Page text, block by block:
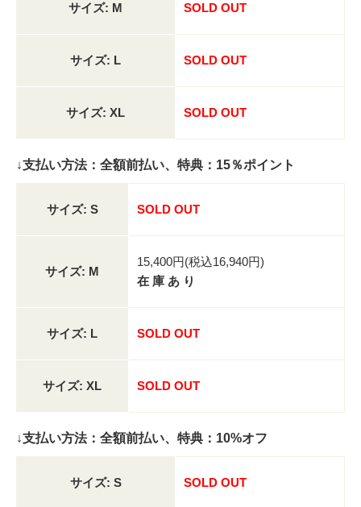
サイズ: M SOLD OUT
サイズ: L SOLD OUT
サイズ: XL SOLD OUT
↓支払い方法：全額前払い、特典：15％ポイント
サイズ: S SOLD OUT
サイズ: M
15,400円(税込16,940円)
在 庫 あ り
サイズ: L SOLD OUT
サイズ: XL SOLD OUT
↓支払い方法：全額前払い、特典：10%オフ
サイズ: S SOLD OUT